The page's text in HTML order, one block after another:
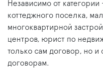
Независимо от
коттеджного поселка,
многоквартирной
центров, юрист по
только сам договор, но и
договорам.